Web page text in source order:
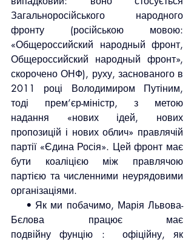
Загальноросійського народного
фронту (російською мовою:
«Общероссийский народный фронт,
Общероссийский народный фронт»,
скорочено ОНФ), руху, заснованого в
2011 році Володимиром Путіним,
тоді прем’єр-міністр, з метою
надання «нових ідей, нових
пропозицій і нових облич» правлячій
партії «Єдина Росія». Цей фронт має
бути коаліцією між правлячою
партією та численними неурядовими
організаціями.
• Як ми побачимо, Марія Львова-
Бєлова працює має
подвійну фунцію :  офіційну, як